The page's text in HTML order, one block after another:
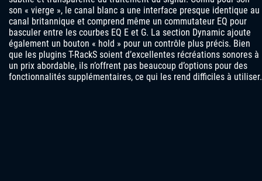
son « vierge », le canal blanc a une interface presque identique au
canal britannique et comprend même un commutateur EQ pour
basculer entre les courbes EQ E et G. La section Dynamic ajoute
également un bouton « hold » pour un contrôle plus précis. Bien
que les plugins T-RackS soient d’excellentes récréations sonores à
un prix abordable, ils n’offrent pas beaucoup d’options pour des
fonctionnalités supplémentaires, ce qui les rend difficiles à utiliser.